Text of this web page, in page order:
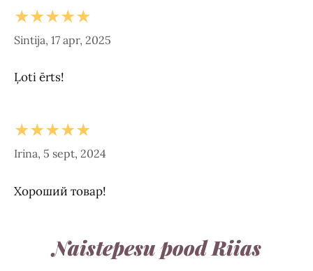
Naistepesu pood Riias
★★★★★
Sintija, 17 apr, 2025
Ļoti ērts!
★★★★★
Irina, 5 sept, 2024
Хороший товар!